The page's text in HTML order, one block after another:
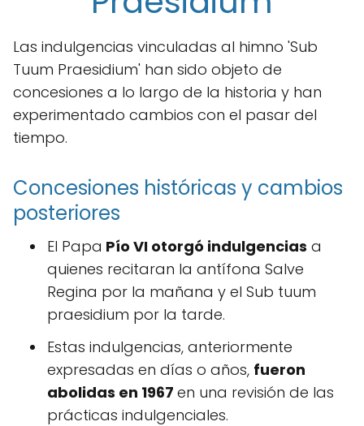
Las indulgencias vinculadas al himno 'Sub
Tuum Praesidium' han sido objeto de
concesiones a lo largo de la historia y han
experimentado cambios con el pasar del
tiempo.
Concesiones históricas y cambios
posteriores
El Papa Pío VI otorgó indulgencias a
quienes recitaran la antífona Salve
Regina por la mañana y el Sub tuum
praesidium por la tarde.
Estas indulgencias, anteriormente
expresadas en días o años, fueron
abolidas en 1967 en una revisión de las
prácticas indulgenciales.